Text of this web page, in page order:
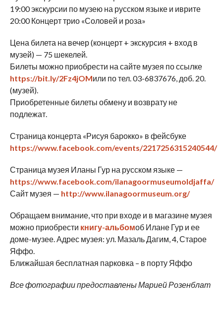
19:00 экскурсии по музею на русском языке и иврите
20:00 Концерт трио «Соловей и роза»
Цена билета на вечер (концерт + экскурсия + вход в
музей) — 75 шекелей.
Билеты можно приобрести на сайте музея по ссылке
https://bit.ly/2Fz4jOMили по тел. 03-6837676, доб. 20.
(музей).
Приобретенные билеты обмену и возврату не
подлежат.
Страница концерта «Рисуя барокко» в фейсбуке
https://www.facebook.com/events/2217256315240544/
Страница музея Иланы Гур на русском языке —
https://www.facebook.com/ilanagoormuseumoldjaffa/
Сайт музея — http://www.ilanagoormuseum.org/
Обращаем внимание, что при входе и в магазине музея
можно приобрести книгу-альбомоб Илане Гур и ее
доме-музее. Адрес музея: ул. Мазаль Дагим, 4, Старое
Яффо.
Ближайшая бесплатная парковка – в порту Яффо
Все фотографии предоставлены Марией Розенблат